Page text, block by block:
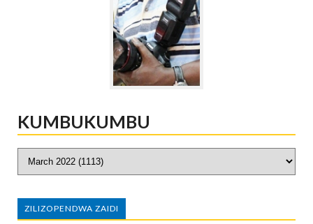
KUMBUKUMBU
ZILIZOPENDWA ZAIDI